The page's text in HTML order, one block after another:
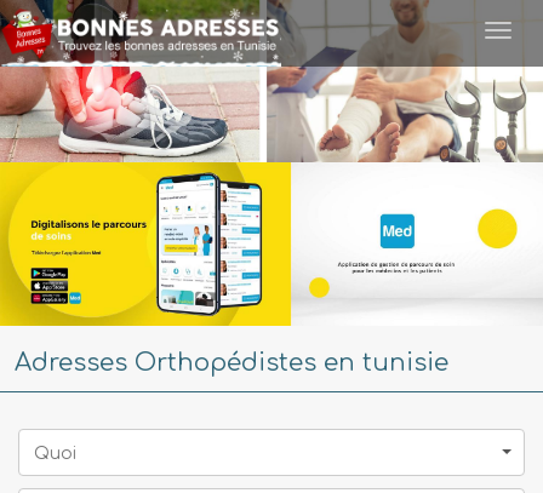
Adresses Orthopédistes en tunisie
Quoi